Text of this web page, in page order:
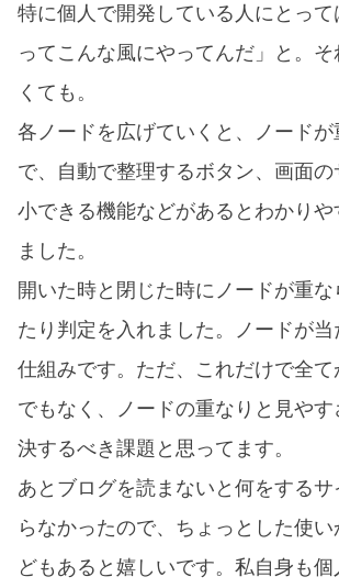
特に個人で開発している人にとって
ってこんな風にやってんだ」と。
くても。
各ノードを広げていくと、ノード
で、自動で整理するボタン、画面
小できる機能などがあるとわかり
ました。
開いた時と閉じた時にノードが重
たり判定を入れました。ノードが
仕組みです。ただ、これだけで全て
でもなく、ノードの重なりと見や
決するべき課題と思ってます。
あとブログを読まないと何をする
らなかったので、ちょっとした使
どもあると嬉しいです。私自身も